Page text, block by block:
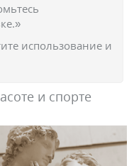
использование и
и спорте